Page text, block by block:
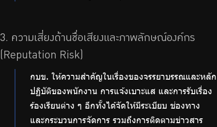
3. ความเสี่ยงด้านชื่อเสียงและภาพลักษณ์องค์กร
(Reputation Risk)
กบข. ให้ความสำคัญในเรื่องของจรรยาบรรณและหลัก
ปฏิบัติของพนักงาน การแจ้งเบาะแส และการรับเรื่อง
ร้องเรียนต่าง ๆ อีกทั้งได้จัดให้มีระเบียบ ช่องทาง
และกระบวนการจัดการ รวมถึงการติดตามข่าวสาร